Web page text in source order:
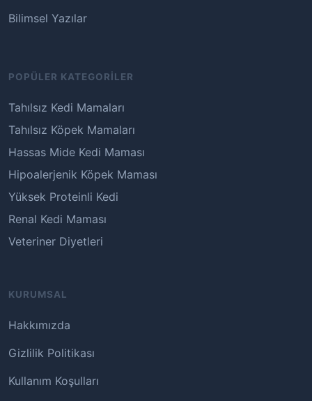
Bilimsel Yazılar
POPÜLER KATEGORILER
Tahılsız Kedi Mamaları
Tahılsız Köpek Mamaları
Hassas Mide Kedi Maması
Hipoalerjenik Köpek Maması
Yüksek Proteinli Kedi
Renal Kedi Maması
Veteriner Diyetleri
KURUMSAL
Hakkımızda
Gizlilik Politikası
Kullanım Koşulları